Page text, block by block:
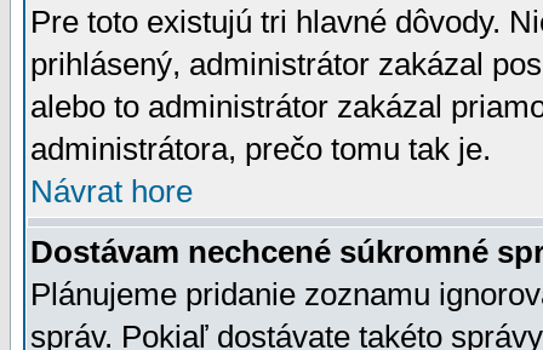
Pre toto existujú tri hlavné dôvody.
prihlásený, administrátor zakázal
alebo to administrátor zakázal
administrátora, prečo tomu tak je.
Návrat hore
Dostávam nechcené súkromné
Plánujeme pridanie zoznamu
správ. Pokiaľ dostávate takéto